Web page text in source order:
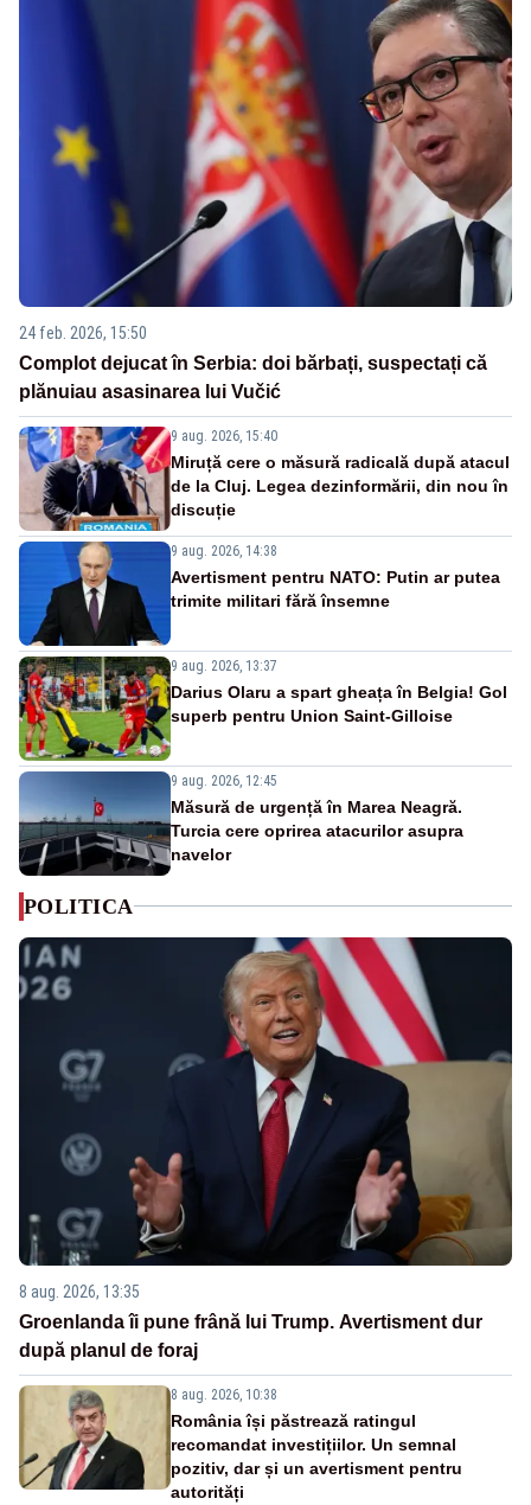
24 feb. 2026, 15:50
Complot dejucat în Serbia: doi bărbați, suspectați că
plănuiau asasinarea lui Vučić
9 aug. 2026, 15:40
Miruță cere o măsură radicală după atacul
de la Cluj. Legea dezinformării, din nou în
discuție
9 aug. 2026, 14:38
Avertisment pentru NATO: Putin ar putea
trimite militari fără însemne
9 aug. 2026, 13:37
Darius Olaru a spart gheața în Belgia! Gol
superb pentru Union Saint-Gilloise
9 aug. 2026, 12:45
Măsură de urgență în Marea Neagră.
Turcia cere oprirea atacurilor asupra
navelor
POLITICA
8 aug. 2026, 13:35
Groenlanda îi pune frână lui Trump. Avertisment dur
după planul de foraj
8 aug. 2026, 10:38
România își păstrează ratingul
recomandat investițiilor. Un semnal
pozitiv, dar și un avertisment pentru
autorități